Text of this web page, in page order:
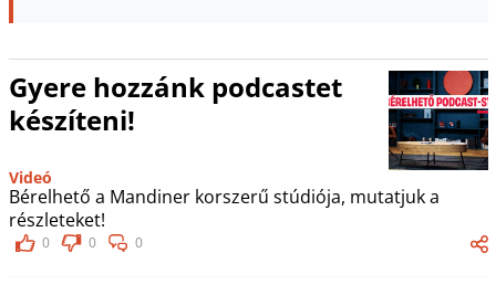
Gyere hozzánk podcastet
készíteni!
Videó
Bérelhető a Mandiner korszerű stúdiója, mutatjuk a
részleteket!
0 0 0